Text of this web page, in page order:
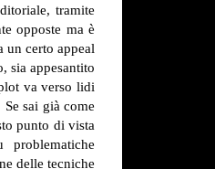
tramite
opposte ma è
un certo appeal
sia appesantito
va verso lidi
sai già come
punto di vista
delle tecniche